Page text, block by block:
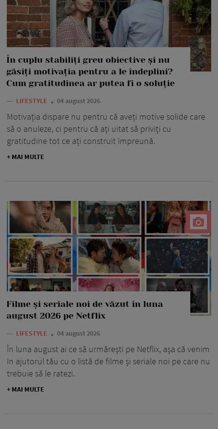
În cuplu stabiliți greu obiective și nu
găsiți motivația pentru a le îndeplini?
Cum gratitudinea ar putea fi o soluție
— LIFESTYLE 04 august 2026
Motivația dispare nu pentru că aveți motive solide care
să o anuleze, ci pentru că ați uitat să priviți cu
gratitudine tot ce ați construit împreună.
+ MAI MULTE
Filme și seriale noi de văzut în luna
august 2026 pe Netflix
— LIFESTYLE 04 august 2026
În luna august ai ce să urmărești pe Netflix, așa că venim
în ajutorul tău cu o listă de filme și seriale noi pe care nu
trebuie să le ratezi.
+ MAI MULTE